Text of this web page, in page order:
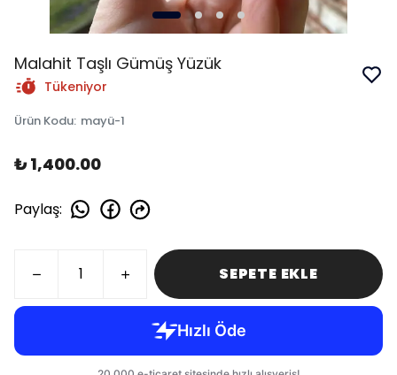
Malahit Taşlı Gümüş Yüzük
Tükeniyor
Ürün Kodu: mayü-1
₺ 1,400.00
Paylaş:
SEPETE EKLE